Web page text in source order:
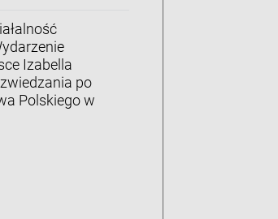
Izabella
po
Polskiego w